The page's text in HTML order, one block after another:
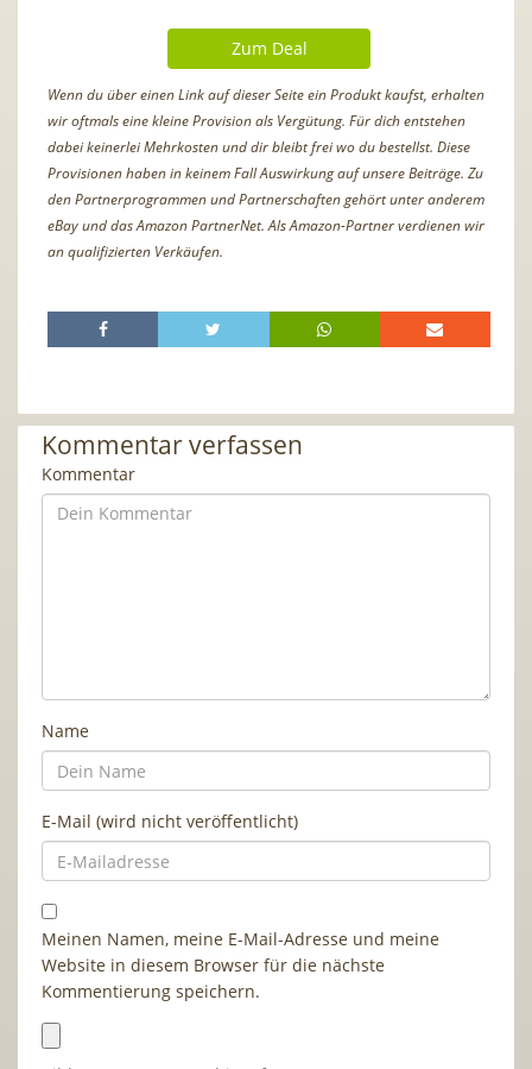
Zum Deal
Wenn du über einen Link auf dieser Seite ein Produkt kaufst, erhalten
wir oftmals eine kleine Provision als Vergütung. Für dich entstehen
dabei keinerlei Mehrkosten und dir bleibt frei wo du bestellst. Diese
Provisionen haben in keinem Fall Auswirkung auf unsere Beiträge. Zu
den Partnerprogrammen und Partnerschaften gehört unter anderem
eBay und das Amazon PartnerNet. Als Amazon-Partner verdienen wir
an qualifizierten Verkäufen.
Kommentar verfassen
Kommentar
Name
E-Mail (wird nicht veröffentlicht)
Meinen Namen, meine E-Mail-Adresse und meine
Website in diesem Browser für die nächste
Kommentierung speichern.